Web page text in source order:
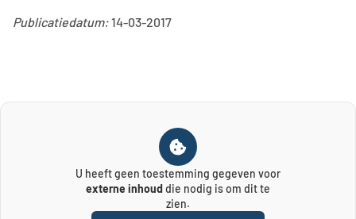
Publicatiedatum:14-03-2017
U heeft geen toestemming gegeven voor
externe inhouddie nodig is om dit te
zien.